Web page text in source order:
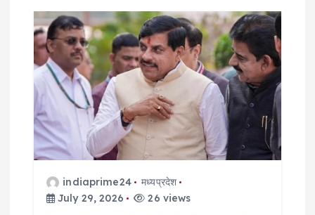
indiaprime24
मध्यप्रदेश
July 29, 2026
26 views